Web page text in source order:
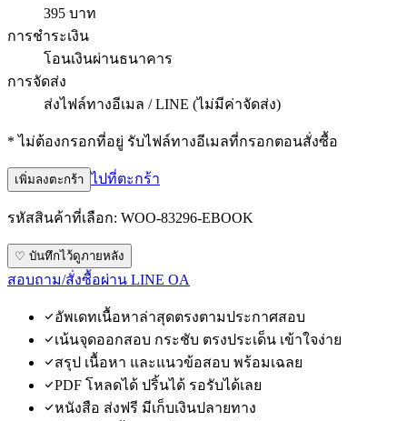
395 บาท
การชำระเงิน
โอนเงินผ่านธนาคาร
การจัดส่ง
ส่งไฟล์ทางอีเมล / LINE (ไม่มีค่าจัดส่ง)
* ไม่ต้องกรอกที่อยู่ รับไฟล์ทางอีเมลที่กรอกตอนสั่งซื้อ
เพิ่มลงตะกร้า ไปที่ตะกร้า
รหัสสินค้าที่เลือก: WOO-83296-EBOOK
♡ บันทึกไว้ดูภายหลัง
สอบถาม/สั่งซื้อผ่าน LINE OA
อัพเดทเนื้อหาล่าสุดตรงตามประกาศสอบ
เน้นจุดออกสอบ กระชับ ตรงประเด็น เข้าใจง่าย
สรุป เนื้อหา และแนวข้อสอบ พร้อมเฉลย
PDF โหลดได้ ปริ้นได้ รอรับได้เลย
หนังสือ ส่งฟรี มีเก็บเงินปลายทาง